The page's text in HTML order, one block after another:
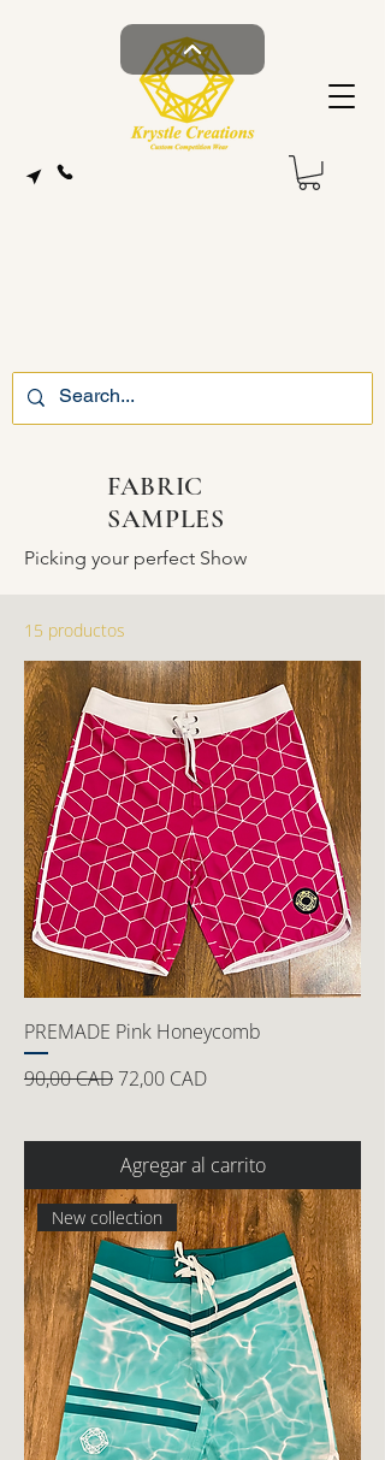
FABRIC
SAMPLES
Picking your perfect Show
15 productos
PREMADE Pink Honeycomb
Precio
90,00 CAD Precio de oferta
72,00 CAD
Agregar al carrito
New collection